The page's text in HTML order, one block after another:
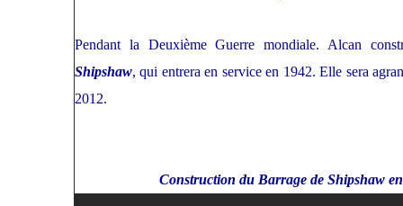
Pendant la Deuxième Guerre mondiale. Alcan
Shipshaw, qui entrera en service en 1942. Elle sera
2012.
Construction du Barrage de Shipshaw